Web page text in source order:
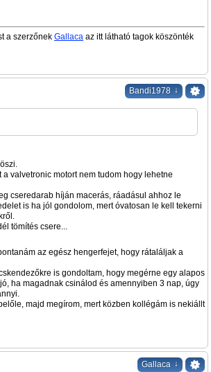
a szerzőnek Gallaca az itt látható tagok köszönték
Bandi1978 ↓
valvetronic motort nem tudom hogy lehetne
cseredarab híján macerás, ráadásul ahhoz le
is ha jól gondolom, mert óvatosan le kell tekerni
tömítés csere...
az egész hengerfejet, hogy rátaláljak a
is gondoltam, hogy megérne egy alapos
ha magadnak csinálod és amennyiben 3 nap, úgy
majd megírom, mert közben kollégám is nekiállt
Gallaca ↓